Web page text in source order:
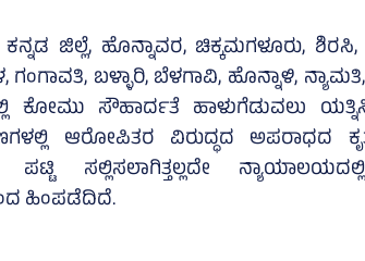
ಜಿಲ್ಲೆ, ಹೊನ್ನಾವರ, ಚಿಕ್ಕಮಗಳೂರು,
ಗಂಗಾವತಿ, ಬಳ್ಳಾರಿ, ಬೆಳಗಾವಿ, ಹೊನ್ನಾಳಿ,
ಕೋಮು ಸೌಹಾರ್ದತೆ ಹಾಳುಗೆಡುವಲು
ಆರೋಪಿತರ ವಿರುದ್ಧದ ಅಪರಾಧದ
ಸಲ್ಲಿಸಲಾಗಿತ್ತಲ್ಲದೇ
ಹಿಂಪಡೆದಿದೆ.